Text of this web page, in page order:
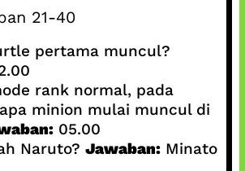
21-40
pertama muncul?
rank normal, pada
minion mulai muncul di
05.00
Naruto? Jawaban:Minato